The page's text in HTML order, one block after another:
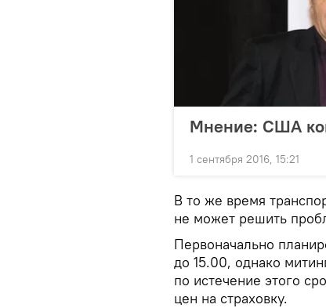
Мнение: США
1 сентября 2016, 15:21
В то же время
не может решить
Первоначально
до 15.00, однако
по истечение этого
цен на страховку.